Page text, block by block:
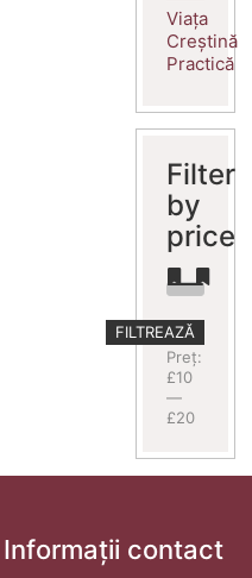
Viața
Creștină
Practică
Filter
by
price
Preț
minim
Preț
maxim
FILTREAZĂ
Preț:
£10
—
£20
Informații contact